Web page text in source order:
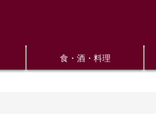
食・酒・料理